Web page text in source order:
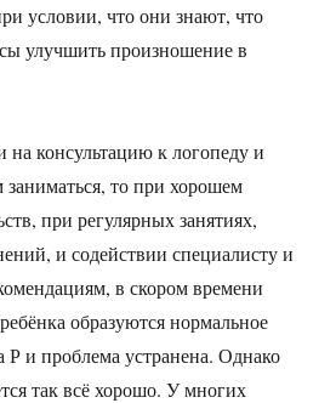
условии, что они знают, что
улучшить произношение в
на консультацию к логопеду и
заниматься, то при хорошем
при регулярных занятиях,
и содействии специалисту и
в скором времени
образуются нормальное
Р и проблема устранена. Однако
так всё хорошо. У многих